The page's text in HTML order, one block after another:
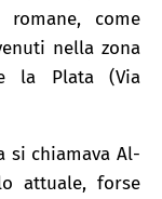
come
nella zona
la Plata (Via
si chiamava Al-
attuale, forse